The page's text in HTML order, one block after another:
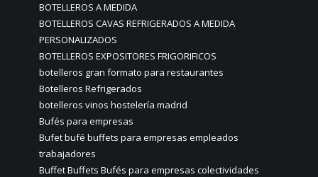
BOTELLEROS A MEDIDA
BOTELLEROS CAVAS REFRIGERADOS A MEDIDA
PERSONALIZADOS
BOTELLEROS EXPOSITORES FRIGORIFICOS
botelleros gran formato para restaurantes
Botelleros Refrigerados
botelleros vinos hostelería madrid
Bufés para empresas
Bufet bufé buffets para empresas empleados
trabajadores
Buffet Buffets Bufés para empresas colectividades